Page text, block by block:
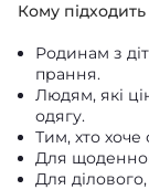
Кому
Родинам з
прання.
Людям, які
одягу.
Тим, хто хоче
Для
Для